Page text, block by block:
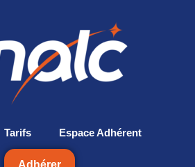
Tarifs Espace Adhérent
Adhérer